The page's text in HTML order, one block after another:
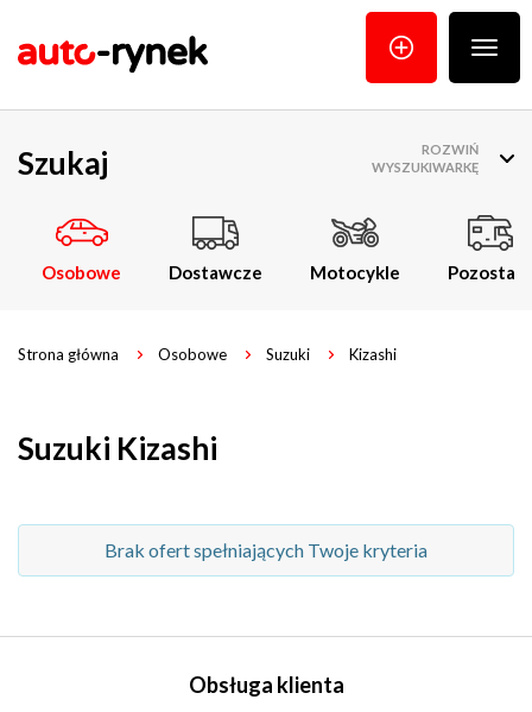
menu
Szukaj
Osobowe Dostawcze Motocykle Pozostałe
ROZWIŃ
WYSZUKIWARKĘ
Strona główna Osobowe Suzuki Kizashi
Suzuki Kizashi
Brak ofert spełniających Twoje kryteria
Obsługa klienta